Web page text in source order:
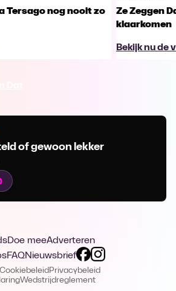
Tersago nog nooit zo
Ze Zeggen
klaarkomen
Bekijk nu de
of gewoon lekker
Doe meeAdverteren
FAQNieuwsbrief
Cookiebeleid Privacybeleid
Wedstrijdreglement